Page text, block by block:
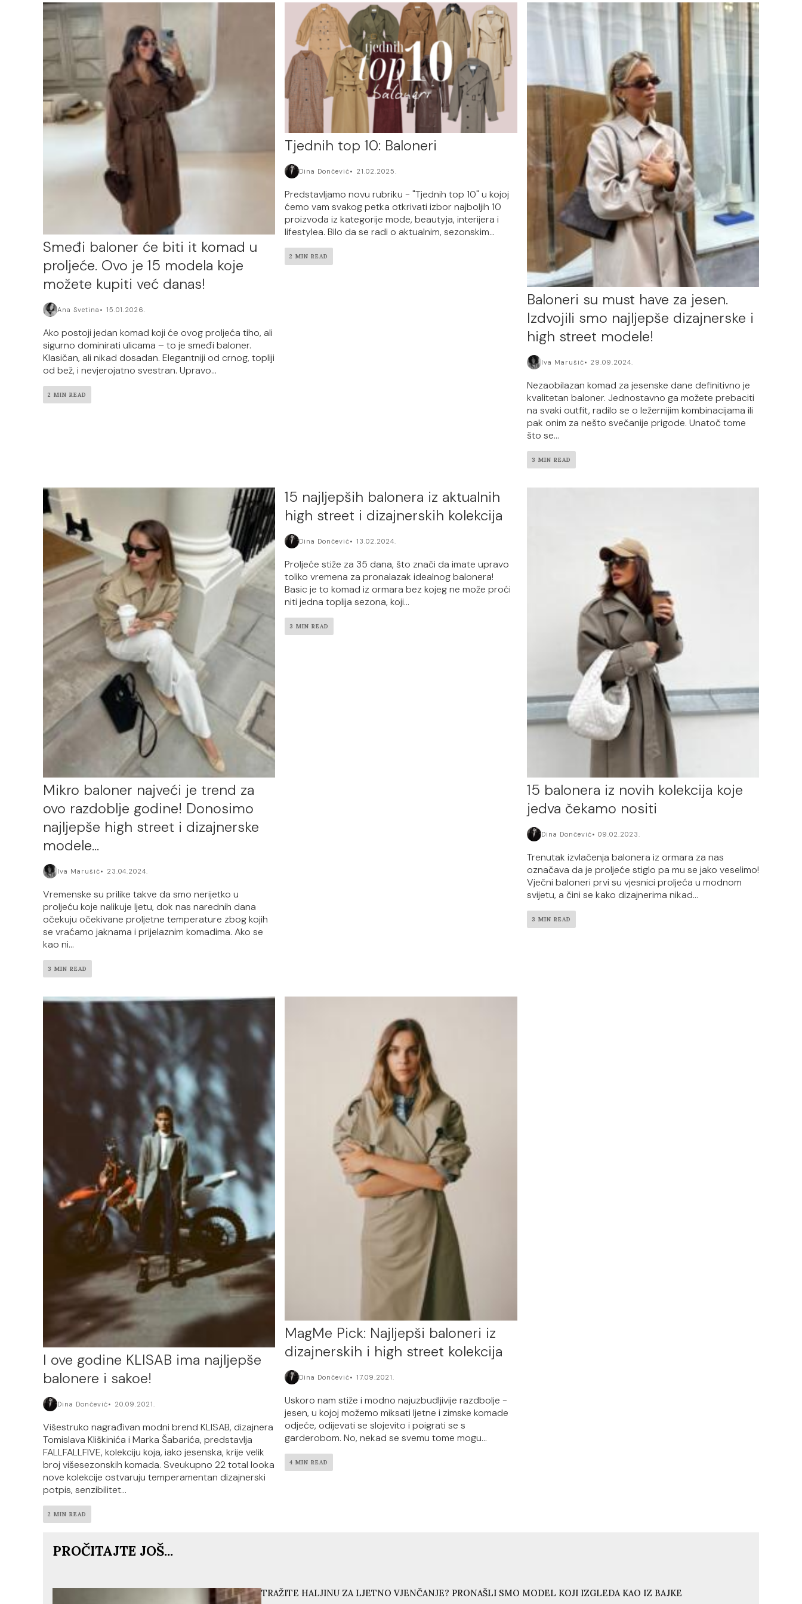
Smeđi baloner će biti it komad u
proljeće. Ovo je 15 modela koje
možete kupiti već danas!
Ana Svetina 15.01.2026.
Ako postoji jedan komad koji će ovog proljeća tiho, ali
sigurno dominirati ulicama – to je smeđi baloner.
Klasičan, ali nikad dosadan. Elegantniji od crnog, topliji
od bež, i nevjerojatno svestran. Upravo...
2 MIN READ
Tjednih top 10: Baloneri
Dina Dončević 21.02.2025.
Predstavljamo novu rubriku - "Tjednih top 10" u kojoj
ćemo vam svakog petka otkrivati izbor najboljih 10
proizvoda iz kategorije mode, beautyja, interijera i
lifestylea. Bilo da se radi o aktualnim, sezonskim...
2 MIN READ
Baloneri su must have za jesen.
Izdvojili smo najljepše dizajnerske i
high street modele!
Iva Marušić 29.09.2024.
Nezaobilazan komad za jesenske dane definitivno je
kvalitetan baloner. Jednostavno ga možete prebaciti
na svaki outfit, radilo se o ležernijim kombinacijama ili
pak onim za nešto svečanije prigode. Unatoč tome
što se...
3 MIN READ
Mikro baloner najveći je trend za
ovo razdoblje godine! Donosimo
najljepše high street i dizajnerske
modele…
Iva Marušić 23.04.2024.
Vremenske su prilike takve da smo nerijetko u
proljeću koje nalikuje ljetu, dok nas narednih dana
očekuju očekivane proljetne temperature zbog kojih
se vraćamo jaknama i prijelaznim komadima. Ako se
kao ni...
3 MIN READ
15 najljepših balonera iz aktualnih
high street i dizajnerskih kolekcija
Dina Dončević 13.02.2024.
Proljeće stiže za 35 dana, što znači da imate upravo
toliko vremena za pronalazak idealnog balonera!
Basic je to komad iz ormara bez kojeg ne može proći
niti jedna toplija sezona, koji...
3 MIN READ
15 balonera iz novih kolekcija koje
jedva čekamo nositi
Dina Dončević 09.02.2023.
Trenutak izvlačenja balonera iz ormara za nas
označava da je proljeće stiglo pa mu se jako veselimo!
Vječni baloneri prvi su vjesnici proljeća u modnom
svijetu, a čini se kako dizajnerima nikad...
3 MIN READ
I ove godine KLISAB ima najljepše
balonere i sakoe!
Dina Dončević 20.09.2021.
Višestruko nagrađivan modni brend KLISAB, dizajnera
Tomislava Kliškinića i Marka Šabarića, predstavlja
FALLFALLFIVE, kolekciju koja, iako jesenska, krije velik
broj višesezonskih komada. Sveukupno 22 total looka
nove kolekcije ostvaruju temperamentan dizajnerski
potpis, senzibilitet...
2 MIN READ
MagMe Pick: Najljepši baloneri iz
dizajnerskih i high street kolekcija
Dina Dončević 17.09.2021.
Uskoro nam stiže i modno najuzbudljivije razdbolje -
jesen, u kojoj možemo miksati ljetne i zimske komade
odjeće, odijevati se slojevito i poigrati se s
garderobom. No, nekad se svemu tome mogu...
4 MIN READ
PROČITAJTE JOŠ...
TRAŽITE HALJINU ZA LJETNO VJENČANJE? PRONAŠLI SMO MODEL KOJI IZGLEDA KAO IZ BAJKE